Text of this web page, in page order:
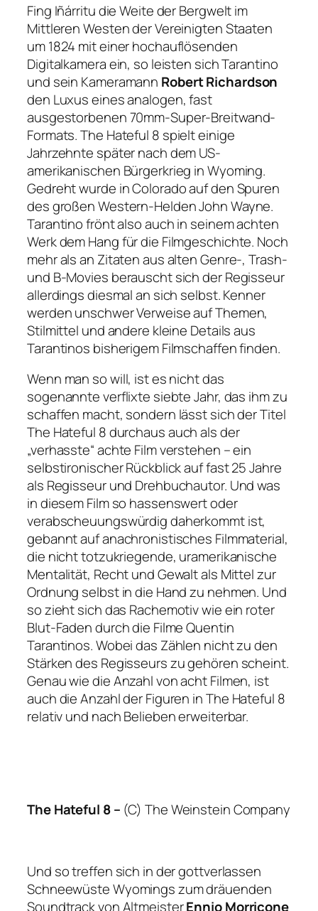
Fing Iñárritu die Weite der Bergwelt im
Mittleren Westen der Vereinigten Staaten
um 1824 mit einer hochauflösenden
Digitalkamera ein, so leisten sich Tarantino
und sein Kameramann Robert Richardson
den Luxus eines analogen, fast
ausgestorbenen 70mm-Super-Breitwand-
Formats.The Hateful 8 spielt einige
Jahrzehnte später nach dem US-
amerikanischen Bürgerkrieg in Wyoming.
Gedreht wurde in Colorado auf den Spuren
des großen Western-Helden John Wayne.
Tarantino frönt also auch in seinem achten
Werk dem Hang für die Filmgeschichte. Noch
mehr als an Zitaten aus alten Genre-, Trash-
und B-Movies berauscht sich der Regisseur
allerdings diesmal an sich selbst. Kenner
werden unschwer Verweise auf Themen,
Stilmittel und andere kleine Details aus
Tarantinos bisherigem Filmschaffen finden.
Wenn man so will, ist es nicht das
sogenannte verflixte siebte Jahr, das ihm zu
schaffen macht, sondern lässt sich der Titel
The Hateful 8durchaus auch als der
„verhasste“ achte Film verstehen – ein
selbstironischer Rückblick auf fast 25 Jahre
als Regisseur und Drehbuchautor. Und was
in diesem Film so hassenswert oder
verabscheuungswürdig daherkommt ist,
gebannt auf anachronistisches Filmmaterial,
die nicht totzukriegende, uramerikanische
Mentalität, Recht und Gewalt als Mittel zur
Ordnung selbst in die Hand zu nehmen. Und
so zieht sich das Rachemotiv wie ein roter
Blut-Faden durch die Filme Quentin
Tarantinos. Wobei das Zählen nicht zu den
Stärken des Regisseurs zu gehören scheint.
Genau wie die Anzahl von acht Filmen, ist
auch die Anzahl der Figuren inThe Hateful 8
relativ und nach Belieben erweiterbar.
The Hateful 8– (C) The Weinstein Company
Und so treffen sich in der gottverlassen
Schneewüste Wyomings zum dräuenden
Soundtrack von AltmeisterEnnio Morricone